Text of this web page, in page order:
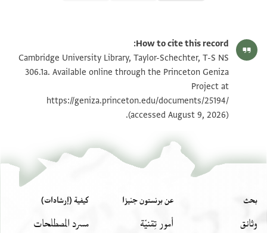
T-S NS 306.1a 1v تكبير و تدوير
بيان أذونات الصورة
How to cite this record:
Cambridge University Library, Taylor-Schechter, T-S NS
306.1a. Available online through the Princeton Geniza
Project at
https://geniza.princeton.edu/documents/25194/
(accessed August 9, 2026).
بحث
وثائق
عن برنستون جنيزا
أمور تِقنيّة
كيفية (إرشادات)
مسرد المصطلحات